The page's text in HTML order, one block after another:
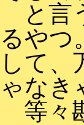
と言
るやつ
して
ゃなき
等々